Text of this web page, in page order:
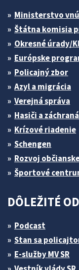
Ministerstvo
Štátna komisia
Okresné úrady/
Európske
Policajný zbor
Azyl a migrácia
Verejná správa
Hasiči a
Krízové riadenie
Schengen
Rozvoj
Športové
DÔLEŽITÉ
Podcast
Stan sa
E-služby MV SR